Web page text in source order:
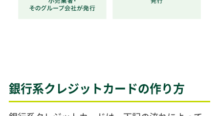
銀行系クレジットカードの作り方